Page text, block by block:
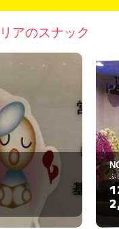
アのスナック
カラオケ第一
1-5-9
放題
込)